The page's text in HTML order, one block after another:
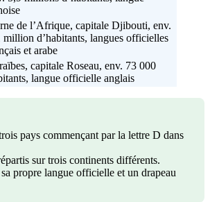
de l’Afrique, capitale Djibouti, env.
million d’habitants, langues officielles
et arabe
capitale Roseau, env. 73 000
langue officielle anglais
pays commençant par la lettre D dans
sur trois continents différents.
propre langue officielle et un drapeau